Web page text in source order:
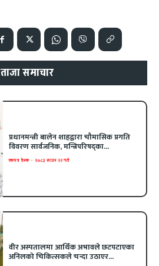
ताजा समाचार
प्रधानमन्त्री बालेन शाहद्वारा चौमासिक प्रगति
विवरण सार्वजनिक, मन्त्रिपरिषद्का...
एकपत्र डेस्क - २०८३ साउन २२ गते
वीर अस्पतालमा आर्थिक अभावले छटपटाएका
अनिलको चिकित्सकले चन्दा उठाएर...